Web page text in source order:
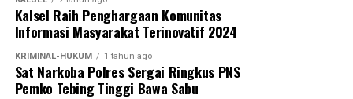
Kalsel Raih Penghargaan Komunitas
Informasi Masyarakat Terinovatif 2024
KRIMINAL-HUKUM 1 tahun ago
Sat Narkoba Polres Sergai Ringkus PNS
Pemko Tebing Tinggi Bawa Sabu